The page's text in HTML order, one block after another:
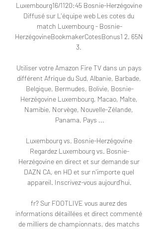
Luxembourg16/1120:45 Bosnie-Herzégovine
Diffusé sur L'équipe web Les cotes du
match Luxembourg - Bosnie-
HerzégovineBookmakerCotesBonus1 2. 65N
3.
Utiliser votre Amazon Fire TV dans un pays
différent Afrique du Sud, Albanie, Barbade,
Belgique, Bermudes, Bolivie, Bosnie-
Herzégovine Luxembourg, Macao, Malte,
Namibie, Norvège, Nouvelle-Zélande,
Panama, Pays ...
Luxembourg vs. Bosnie-Herzégovine
Regardez Luxembourg vs. Bosnie-
Herzégovine en direct et sur demande sur
DAZN CA, en HD et sur n'importe quel
appareil. Inscrivez-vous aujourd'hui.
fr? Sur FOOTLIVE vous aurez des
informations détaillées et direct commenté
de milliers de championnats, des matchs